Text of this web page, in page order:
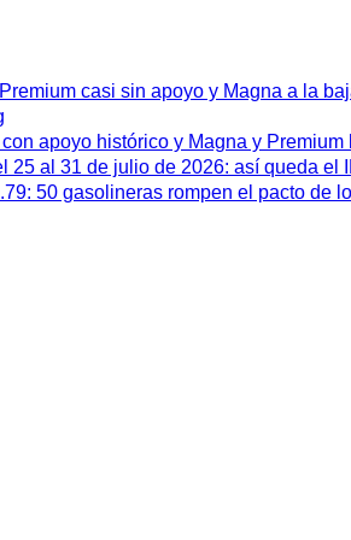
casi sin apoyo y Magna a la
apoyo histórico y Magna y Premium
25 al 31 de julio de 2026: así queda el
50 gasolineras rompen el pacto de